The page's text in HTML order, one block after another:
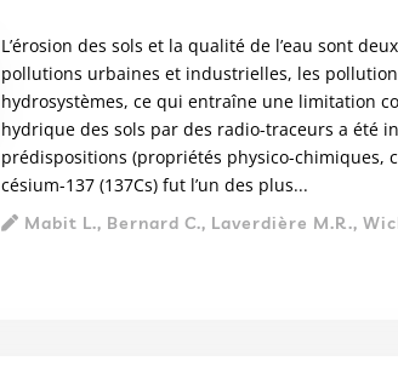
L’érosion des sols et la qualité de l’eau sont
pollutions urbaines et industrielles, les
hydrosystèmes, ce qui entraîne une limitation
hydrique des sols par des radio-traceurs a été
prédispositions (propriétés physico-chimiques,
césium-137 (137Cs) fut l’un des plus...
Mabit L., Bernard C., Laverdière M.R.,